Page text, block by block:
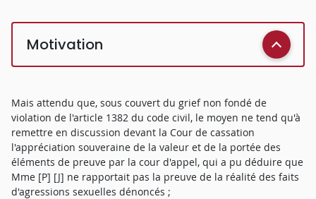
Motivation
Mais attendu que, sous couvert du grief non fondé de
violation de l'article 1382 du code civil, le moyen ne tend qu'à
remettre en discussion devant la Cour de cassation
l'appréciation souveraine de la valeur et de la portée des
éléments de preuve par la cour d'appel, qui a pu déduire que
Mme [P] [J] ne rapportait pas la preuve de la réalité des faits
d'agressions sexuelles dénoncés ;